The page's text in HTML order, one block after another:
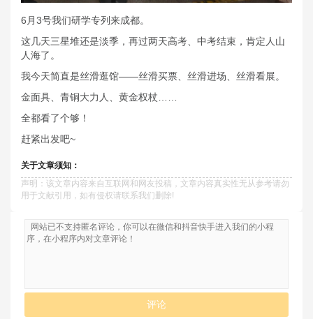
6月3号我们研学专列来成都。
这几天三星堆还是淡季，再过两天高考、中考结束，肯定人山
人海了。
我今天简直是丝滑逛馆——丝滑买票、丝滑进场、丝滑看展。
金面具、青铜大力人、黄金权杖……
全都看了个够！
赶紧出发吧~
关于文章须知：
声明：该文章内容来自互联网和网友投稿，文章内容真实性无从参考请勿
用于文献引用，如有侵权请联系我们删除!
评论